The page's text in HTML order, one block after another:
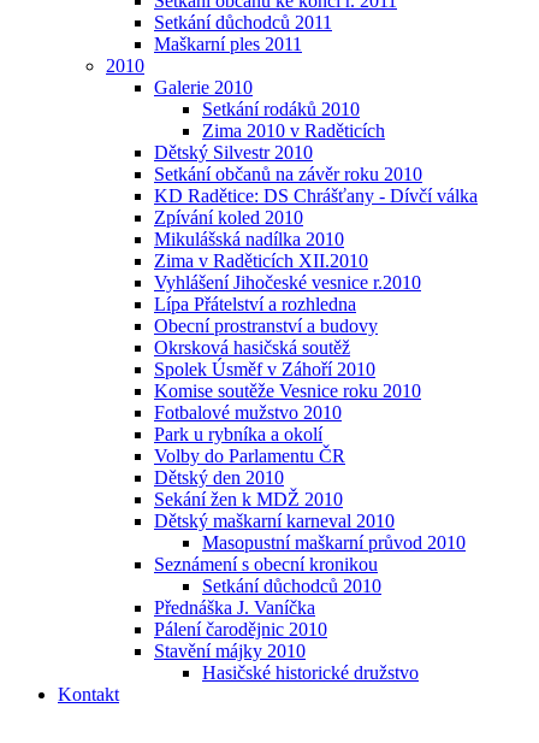
Setkání důchodců 2011
Maškarní ples 2011
2010
Galerie 2010
Setkání rodáků 2010
Zima 2010 v Raděticích
Dětský Silvestr 2010
Setkání občanů na závěr roku 2010
KD Radětice: DS Chrášťany - Dívčí válka
Zpívání koled 2010
Mikulášská nadílka 2010
Zima v Raděticích XII.2010
Vyhlášení Jihočeské vesnice r.2010
Lípa Přátelství a rozhledna
Obecní prostranství a budovy
Okrsková hasičská soutěž
Spolek Úsměf v Záhoří 2010
Komise soutěže Vesnice roku 2010
Fotbalové mužstvo 2010
Park u rybníka a okolí
Volby do Parlamentu ČR
Dětský den 2010
Sekání žen k MDŽ 2010
Dětský maškarní karneval 2010
Masopustní maškarní průvod 2010
Seznámení s obecní kronikou
Setkání důchodců 2010
Přednáška J. Vaníčka
Pálení čarodějnic 2010
Stavění májky 2010
Hasičské historické družstvo
Kontakt